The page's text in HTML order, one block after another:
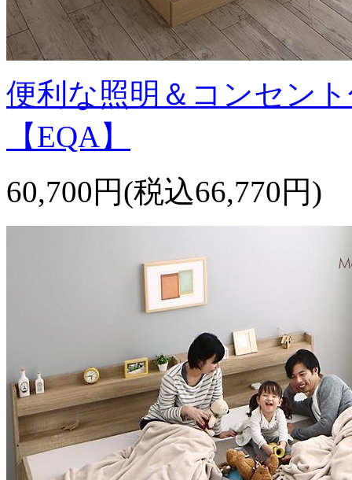
便利な照明＆コンセン
【EQA】
60,700円(税込66,770円)